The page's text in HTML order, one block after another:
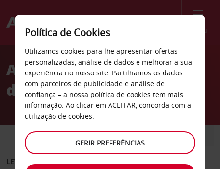
Menu
Welcome
AvisAluguer de carros cidade
de Cracóvia
CARRO COMERCIAIS
LEVANTAR EM
Política de Cookies
Utilizamos cookies para lhe apresentar ofertas
personalizadas, análise de dados e melhorar a sua
experiência no nosso site. Partilhamos os dados
com parceiros de publicidade e análise de
confiança – a nossa política de cookies tem mais
informação. Ao clicar em ACEITAR, concorda com a
utilização de cookies.
GERIR PREFERÊNCIAS